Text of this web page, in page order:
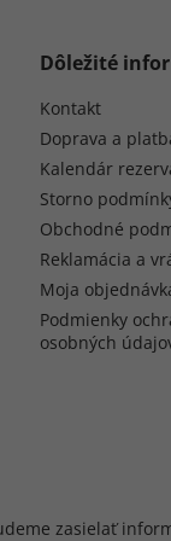
Dôležité
Kontakt
Doprava a
Kalendár
Storno
Obchodné
Reklamácia a
Moja
Podmienky
osobných
zasielať